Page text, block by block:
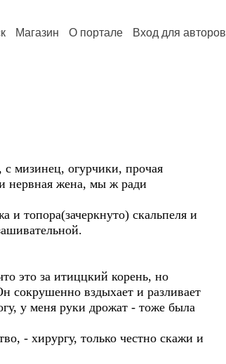
Магазин О портале Вход для авторов
мизинец, огурчики, прочая
нервная жена, мы ж ради
топора(зачеркнуто) скальпеля и
это за итиццкий корень, но
сокрушенно вздыхает и разливает
у меня руки дрожат - тоже была
- хирургу, только честно скажи и